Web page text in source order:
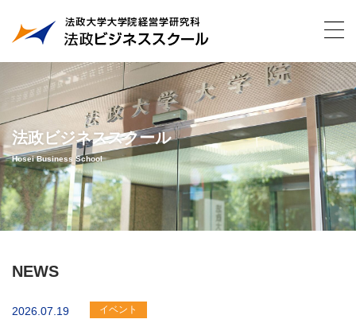
法政ビジネススクール
Hosei Business School
NEWS
2026.07.19 イベント